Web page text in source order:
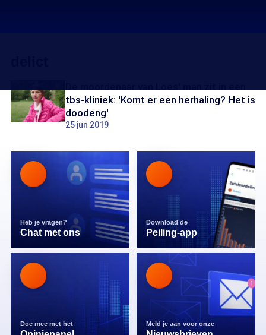
tbs-kliniek: 'Komt er een herhaling? Het is
doodeng'
25 jun 2019
Heb je vragen?
Chat met ons
Download de
Peiling-app
Doe mee met het Meld je aan voor onze